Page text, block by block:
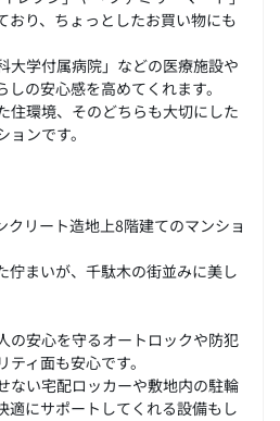
おり、ちょっとしたお買い物にも
大学付属病院」などの医療施設や
の安心感を高めてくれます。
住環境、そのどちらも大切にした
ンです。
リート造地上8階建てのマンショ
佇まいが、千駄木の街並みに美し
の安心を守るオートロックや防犯
ィ面も安心です。
ない宅配ロッカーや敷地内の駐輪
適にサポートしてくれる設備もし